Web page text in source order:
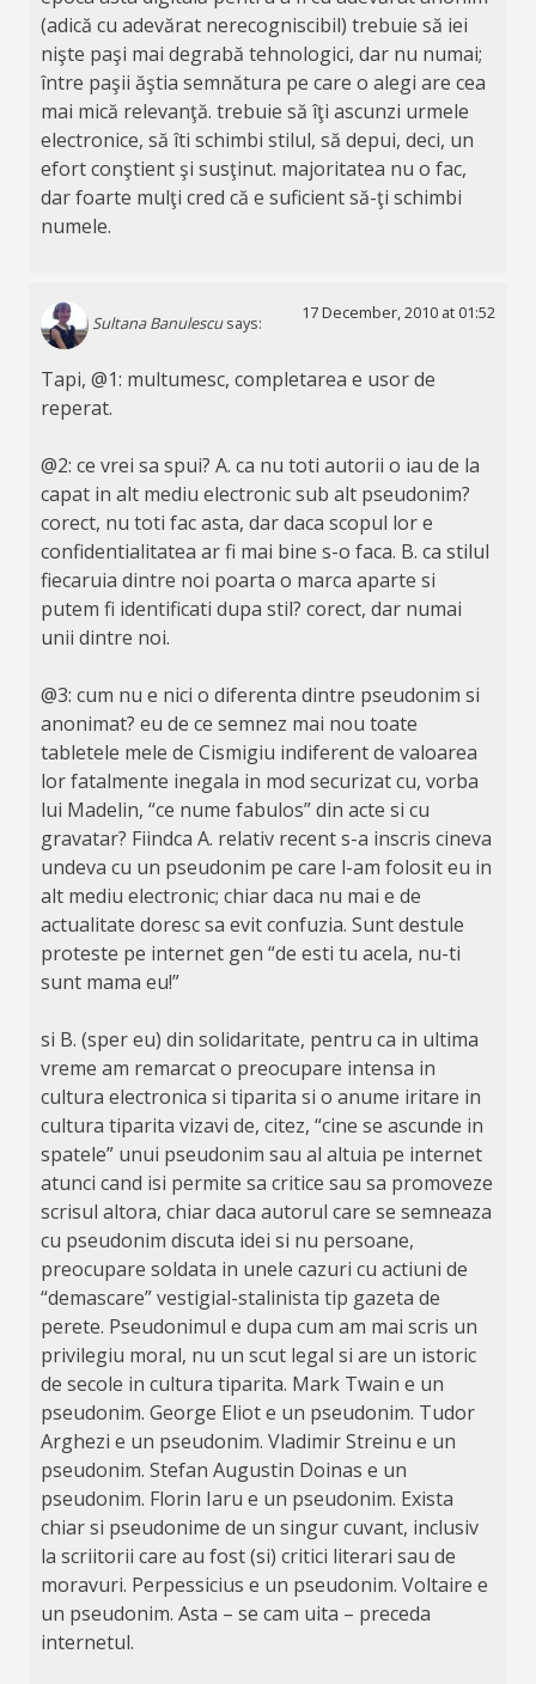
(adică cu adevărat nerecogniscibil) trebuie să iei
nişte paşi mai degrabă tehnologici, dar nu numai;
între paşii ăştia semnătura pe care o alegi are cea
mai mică relevanţă. trebuie să îţi ascunzi urmele
electronice, să îti schimbi stilul, să depui, deci, un
efort conştient şi susţinut. majoritatea nu o fac,
dar foarte mulţi cred că e suficient să-ţi schimbi
numele.
Sultana Banulescu says:
17 December, 2010 at 01:52
Tapi, @1: multumesc, completarea e usor de
reperat.
@2: ce vrei sa spui? A. ca nu toti autorii o iau de la
capat in alt mediu electronic sub alt pseudonim?
corect, nu toti fac asta, dar daca scopul lor e
confidentialitatea ar fi mai bine s-o faca. B. ca stilul
fiecaruia dintre noi poarta o marca aparte si
putem fi identificati dupa stil? corect, dar numai
unii dintre noi.
@3: cum nu e nici o diferenta dintre pseudonim si
anonimat? eu de ce semnez mai nou toate
tabletele mele de Cismigiu indiferent de valoarea
lor fatalmente inegala in mod securizat cu, vorba
lui Madelin, “ce nume fabulos” din acte si cu
gravatar? Fiindca A. relativ recent s-a inscris cineva
undeva cu un pseudonim pe care l-am folosit eu in
alt mediu electronic; chiar daca nu mai e de
actualitate doresc sa evit confuzia. Sunt destule
proteste pe internet gen “de esti tu acela, nu-ti
sunt mama eu!”
si B. (sper eu) din solidaritate, pentru ca in ultima
vreme am remarcat o preocupare intensa in
cultura electronica si tiparita si o anume iritare in
cultura tiparita vizavi de, citez, “cine se ascunde in
spatele” unui pseudonim sau al altuia pe internet
atunci cand isi permite sa critice sau sa promoveze
scrisul altora, chiar daca autorul care se semneaza
cu pseudonim discuta idei si nu persoane,
preocupare soldata in unele cazuri cu actiuni de
“demascare” vestigial-stalinista tip gazeta de
perete. Pseudonimul e dupa cum am mai scris un
privilegiu moral, nu un scut legal si are un istoric
de secole in cultura tiparita. Mark Twain e un
pseudonim. George Eliot e un pseudonim. Tudor
Arghezi e un pseudonim. Vladimir Streinu e un
pseudonim. Stefan Augustin Doinas e un
pseudonim. Florin Iaru e un pseudonim. Exista
chiar si pseudonime de un singur cuvant, inclusiv
la scriitorii care au fost (si) critici literari sau de
moravuri. Perpessicius e un pseudonim. Voltaire e
un pseudonim. Asta – se cam uita – preceda
internetul.